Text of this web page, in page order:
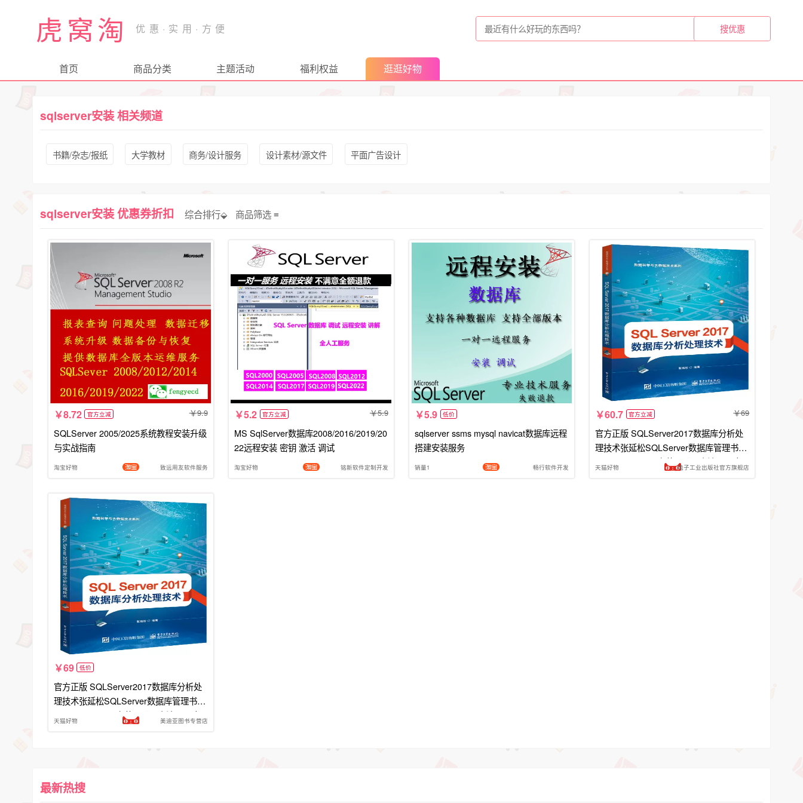
虎窝淘
首页 商品分类 主题活动 福利权益 逛逛好物
sqlserver安装 相关频道
书籍/杂志/报纸 大学教材 商务/设计服务 设计素材/源文件 平面广告设计
sqlserver安装 优惠券折扣 综合排行⬙ 商品筛选
8.72 官方立减 9.9
SQLServer 2005/2025系统教程安装升级
与实战指南
淘宝好物 致远用友软件服务
5.2 官方立减 5.9
MS SqlServer数据库2008/2016/2019/20
22远程安装 密钥 激活 调试
淘宝好物 铭新软件定制开发
5.9 低价
sqlserver ssms mysql navicat数据库远程
搭建安装服务
销量1 畅行软件开发
60.7 官方立减 69
官方正版 SQLServer2017数据库分析处
理技术张延松SQLServer数据库管理书籍
SQLServer2017安装及配置方法SQL命
天猫好物 电子工业出版社官方旗舰店
69 低价
官方正版 SQLServer2017数据库分析处
理技术张延松SQLServer数据库管理书籍
SQLServer2017安装及配置方法SQL命
天猫好物 美迪亚图书专营店
最新热搜